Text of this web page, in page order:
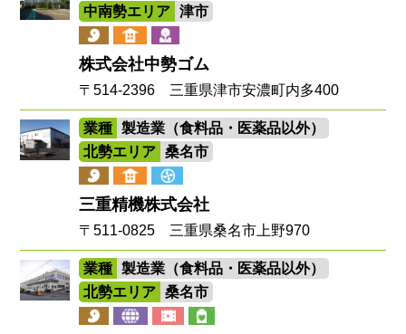
中南勢エリア
津市
株式会社中勢ゴム
〒514-2396 三重県津市安濃町内多400
業種
製造業（食料品・医薬品以外）
北勢エリア
桑名市
三重精機株式会社
〒511-0825 三重県桑名市上野970
業種
製造業（食料品・医薬品以外）
北勢エリア
桑名市